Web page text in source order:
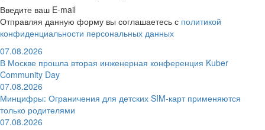
Введите ваш E-mail
Отправляя данную форму вы соглашаетесь с политикой
конфиденциальности персональных данных
07.08.2026
В Москве прошла вторая инженерная конференция Kuber
Community Day
07.08.2026
Минцифры: Ограничения для детских SIM-карт применяются
только родителями
07.08.2026